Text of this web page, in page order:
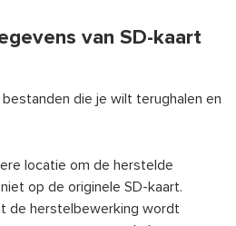
van SD-kaart
die je wilt terughalen en
locatie om de herstelde
op de originele SD-kaart.
de herstelbewerking wordt